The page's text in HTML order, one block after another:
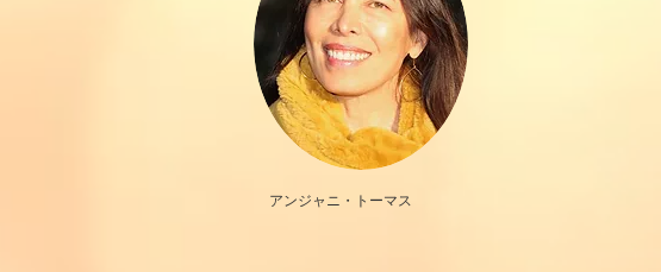
アンジャニ・トーマス